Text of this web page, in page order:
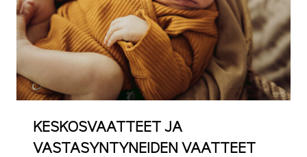
KESKOSVAATTEET JA
VASTASYNTYNEIDEN VAATTEET